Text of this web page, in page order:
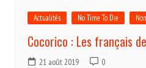
Actualités No Time To Die
Cocorico : Les français
21 août 2019 0